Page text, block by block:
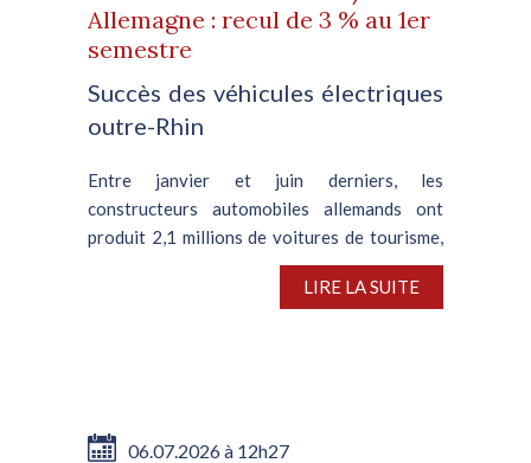
Allemagne : recul de 3 % au 1er
semestre
Succès des véhicules électriques
outre-Rhin
Entre janvier et juin derniers, les
constructeurs automobiles allemands ont
produit 2,1 millions de voitures de tourisme,
soit une contraction de 3 % en glissement
annuel, d’après VDA, l’association nationale
LIRE LA SUITE
06.07.2026 à 12h27